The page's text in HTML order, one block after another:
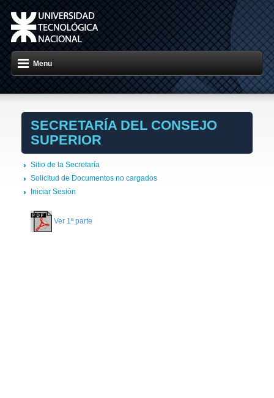
Menu
SECRETARÍA DEL CONSEJO
SUPERIOR
Sitio de la Secretaría
Solicitud de Documentos no cargados
Iniciar Sesión
Ver 1ª parte